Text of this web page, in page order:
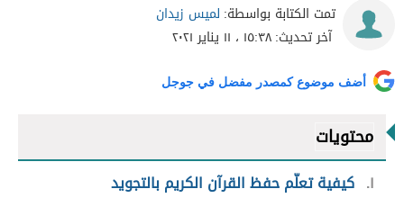
تمت الكتابة بواسطة: لميس زيدان
آخر تحديث:١٥:٣٨ ، ١١ يناير ٢٠٢١
أضف موضوع كمصدر مفضل في جوجل
محتويات
١ كيفية تعلّم حفظ القرآن الكريم بالتجويد